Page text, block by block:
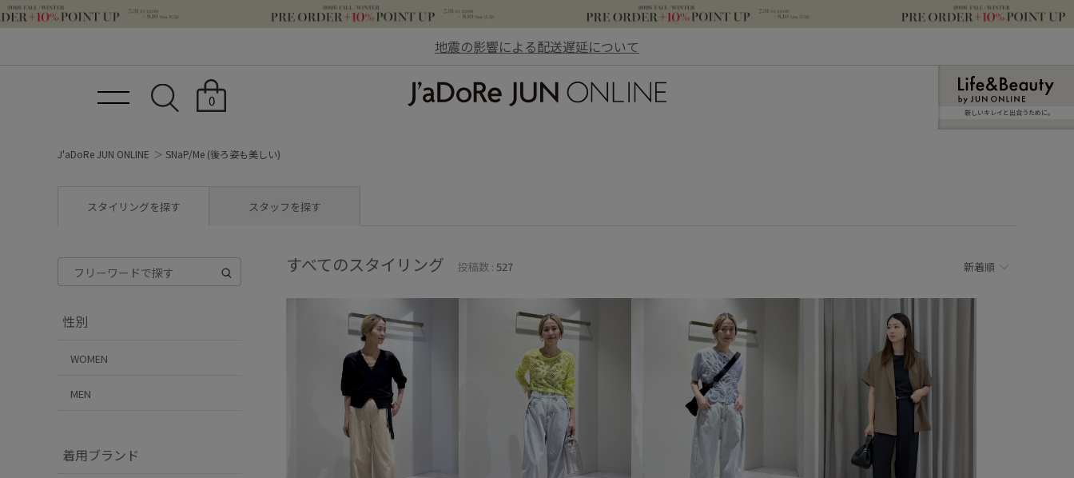
地震の影響による配送遅延について
0
新しいキレイと出合うために。
J'aDoRe JUN ONLINE SNaP/Me (後ろ姿も美しい)
スタイリングを探す スタッフを探す
性別
WOMEN
MEN
着用ブランド
すべてのスタイリング 投稿数 : 527 新着順